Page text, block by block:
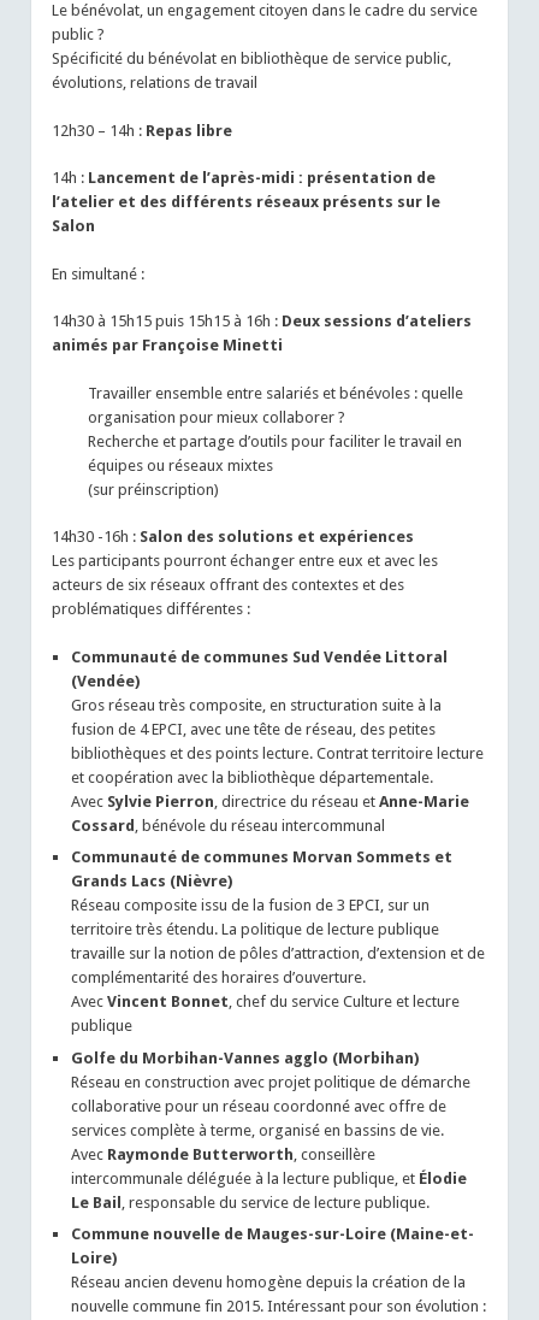
Le bénévolat, un engagement citoyen dans le cadre du service
public ?
Spécificité du bénévolat en bibliothèque de service public,
évolutions, relations de travail
12h30 – 14h : Repas libre
14h : Lancement de l’après-midi : présentation de
l’atelier et des différents réseaux présents sur le
Salon
En simultané :
14h30 à 15h15 puis 15h15 à 16h : Deux sessions d’ateliers
animés par Françoise Minetti
Travailler ensemble entre salariés et bénévoles : quelle
organisation pour mieux collaborer ?
Recherche et partage d’outils pour faciliter le travail en
équipes ou réseaux mixtes
(sur préinscription)
14h30 -16h : Salon des solutions et expériences
Les participants pourront échanger entre eux et avec les
acteurs de six réseaux offrant des contextes et des
problématiques différentes :
Communauté de communes Sud Vendée Littoral
(Vendée)
Gros réseau très composite, en structuration suite à la
fusion de 4 EPCI, avec une tête de réseau, des petites
bibliothèques et des points lecture. Contrat territoire lecture
et coopération avec la bibliothèque départementale.
Avec Sylvie Pierron , directrice du réseau et Anne-Marie
Cossard , bénévole du réseau intercommunal
Communauté de communes Morvan Sommets et
Grands Lacs (Nièvre)
Réseau composite issu de la fusion de 3 EPCI, sur un
territoire très étendu. La politique de lecture publique
travaille sur la notion de pôles d’attraction, d’extension et de
complémentarité des horaires d’ouverture.
Avec Vincent Bonnet, chef du service Culture et lecture
publique
Golfe du Morbihan-Vannes agglo (Morbihan)
Réseau en construction avec projet politique de démarche
collaborative pour un réseau coordonné avec offre de
services complète à terme, organisé en bassins de vie.
Avec Raymonde Butterworth , conseillère
intercommunale déléguée à la lecture publique, et Élodie
Le Bail , responsable du service de lecture publique.
Commune nouvelle de Mauges-sur-Loire (Maine-et-
Loire)
Réseau ancien devenu homogène depuis la création de la
nouvelle commune fin 2015. Intéressant pour son évolution :